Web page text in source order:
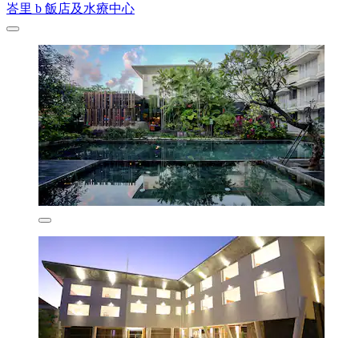
峇里 b 飯店及水療中心